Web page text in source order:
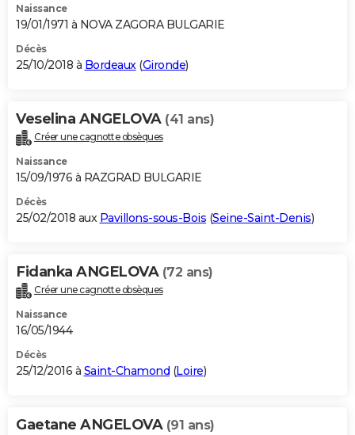
Naissance
19/01/1971 à NOVA ZAGORA BULGARIE
Décès
25/10/2018 à Bordeaux(Gironde)
Veselina ANGELOVA (41 ans)
Créer une cagnotte obsèques
Naissance
15/09/1976 à RAZGRAD BULGARIE
Décès
25/02/2018 aux Pavillons-sous-Bois (Seine-Saint-Denis)
Fidanka ANGELOVA (72 ans)
Créer une cagnotte obsèques
Naissance
16/05/1944
Décès
25/12/2016 à Saint-Chamond (Loire)
Gaetane ANGELOVA (91 ans)